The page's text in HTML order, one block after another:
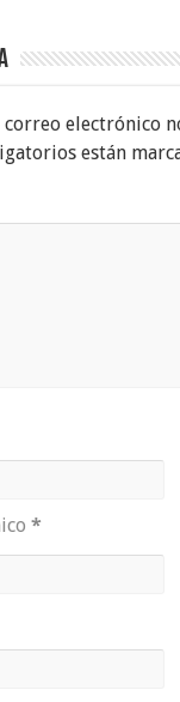
electrónico
están
*